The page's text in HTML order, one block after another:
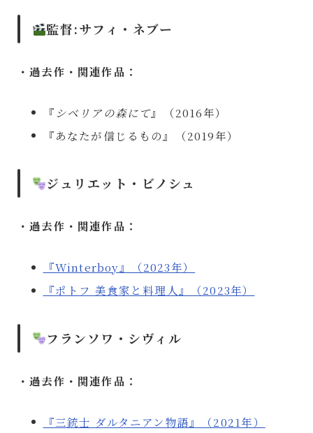
監督:サフィ・ネブー
・過去作・関連作品：
『 シベリアの森にて』（2016年）
『あなたが信じるもの』（2019年）
ジュリエット・ビノシュ
・過去作・関連作品：
『Winterboy』（2023年）
『ポトフ 美食家と料理人』（2023年）
フランソワ・シヴィル
・過去作・関連作品：
『三銃士 ダルタニアン物語』（2021年）